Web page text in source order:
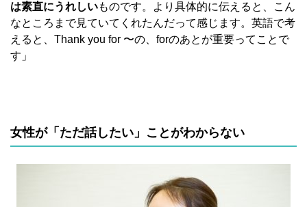
は素直にうれしいものです。より具体的に伝えると、こん
なところまで見ていてくれたんだって感じます。英語で考
えると、Thank you for 〜の、forのあとが重要ってことで
す」
女性が「ただ話したい」ことがわからない